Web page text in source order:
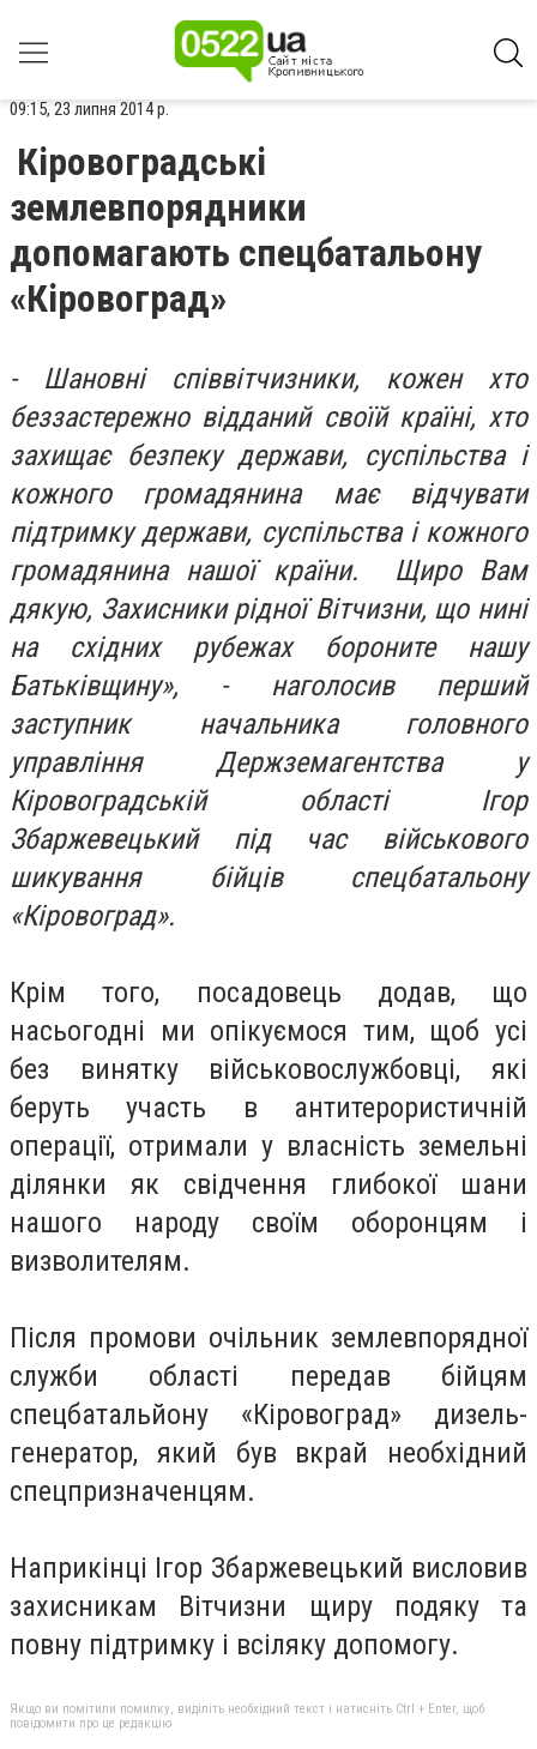
09:15, 23 липня 2014 р.
Кіровоградські
землевпорядники
допомагають спецбатальону
«Кіровоград»
- Шановні співвітчизники, кожен хто
беззастережно відданий своїй країні, хто
захищає безпеку держави, суспільства і
кожного громадянина має відчувати
підтримку держави, суспільства і кожного
громадянина нашої країни. Щиро Вам
дякую, Захисники рідної Вітчизни, що нині
на східних рубежах бороните нашу
Батьківщину», - наголосив перший
заступник начальника головного
управління Держземагентства у
Кіровоградській області Ігор
Збаржевецький під час військового
шикування бійців спецбатальону
«Кіровоград».
Крім того, посадовець додав, що
насьогодні ми опікуємося тим, щоб усі
без винятку військовослужбовці, які
беруть участь в антитерористичній
операції, отримали у власність земельні
ділянки як свідчення глибокої шани
нашого народу своїм оборонцям і
визволителям.
Після промови очільник землевпорядної
служби області передав бійцям
спецбатальйону «Кіровоград» дизель-
генератор, який був вкрай необхідний
спецпризначенцям.
Наприкінці Ігор Збаржевецький висловив
захисникам Вітчизни щиру подяку та
повну підтримку і всіляку допомогу.
Якщо ви помітили помилку, виділіть необхідний текст і натисніть Ctrl + Enter, щоб
повідомити про це редакцію